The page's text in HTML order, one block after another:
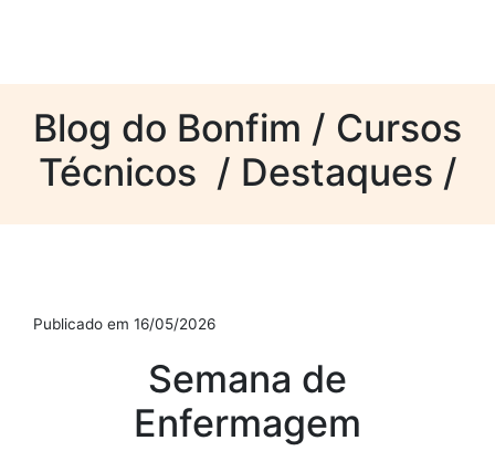
Blog do Bonfim / Cursos
Técnicos / Destaques /
Publicado em 16/05/2026
Semana de
Enfermagem